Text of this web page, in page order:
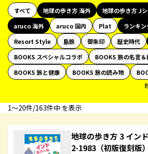
すべて 地球の歩き方 海外
地球の歩き方 Jシ
aruco 海外
aruco 国内 Plat
ランキ
Resort Style
島旅 御朱印 歴史時代
BOOKS スペシャルコラボ
BOOKS 旅の名言＆
BOOKS 旅と健康
BOOKS 旅の読み物
1〜20件/163件中 を表示
地球の歩き方 3 イン
2-1983（初版復刻版）